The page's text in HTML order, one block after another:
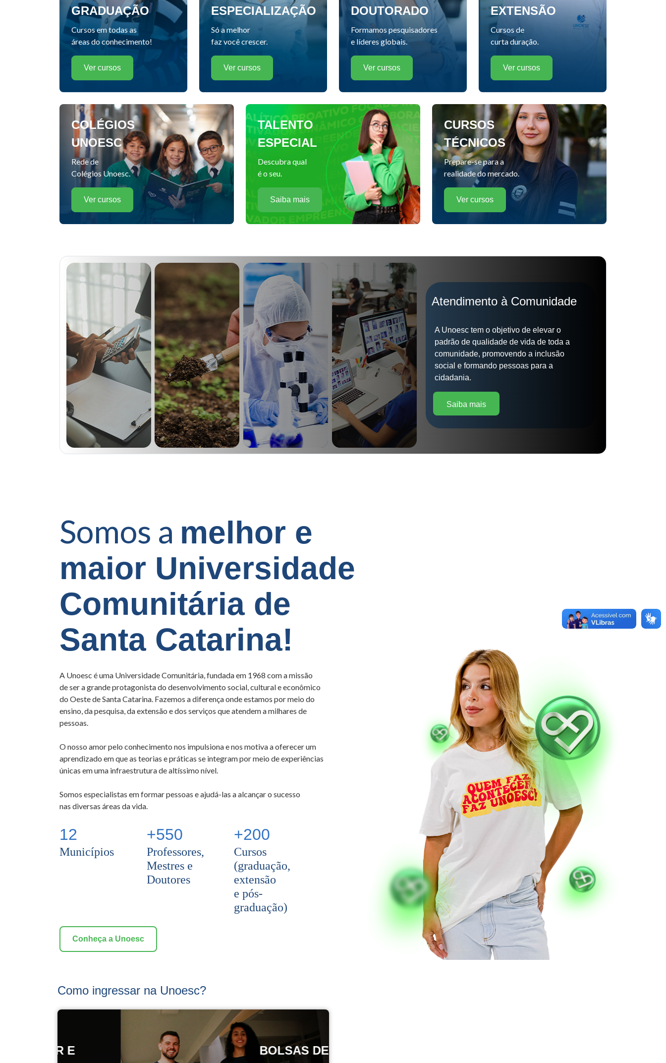
GRADUAÇÃO
Cursos em todas as
áreas do conhecimento!
Ver cursos
ESPECIALIZAÇÃO
Só a melhor
faz você crescer.
Ver cursos
DOUTORADO
Formamos pesquisadores
e líderes globais.
Ver cursos
EXTENSÃO
Cursos de
curta duração.
Ver cursos
COLÉGIOS
UNOESC
Rede de
Colégios Unoesc.
Ver cursos
TALENTO
ESPECIAL
Descubra qual
é o seu.
Saiba mais
CURSOS
TÉCNICOS
Prepare-se para a
realidade do mercado.
Ver cursos
Atendimento à Comunidade
A Unoesc tem o objetivo de elevar o
padrão de qualidade de vida de toda a
comunidade, promovendo a inclusão
social e formando pessoas para a
cidadania.
Saiba mais
Somos a melhor e
maior Universidade
Comunitária de
Santa Catarina!
A Unoesc é uma Universidade Comunitária, fundada em 1968 com a missão
de ser a grande protagonista do desenvolvimento social, cultural e econômico
do Oeste de Santa Catarina. Fazemos a diferença onde estamos por meio do
ensino, da pesquisa, da extensão e dos serviços que atendem a milhares de
pessoas.
O nosso amor pelo conhecimento nos impulsiona e nos motiva a oferecer um
aprendizado em que as teorias e práticas se integram por meio de experiências
únicas em uma infraestrutura de altíssimo nível.
Somos especialistas em formar pessoas e ajudá-las a alcançar o sucesso
nas diversas áreas da vida.
12
Municípios
+550
Professores,
Mestres e
Doutores
+200
Cursos
(graduação,
extensão
e pós-
graduação)
Conheça a Unoesc
Como ingressar na Unoesc?
BOLSAS DE